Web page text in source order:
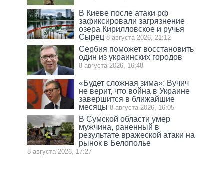
В Киеве после атаки рф
зафиксировали загрязнение
озера Кирилловское и ручья
Сырец 8 августа 2026, 21:12
Сербия поможет восстановить
один из украинских городов
8 августа 2026, 16:48
«Будет сложная зима»: Вучич
не верит, что война в Украине
завершится в ближайшие
месяцы 8 августа 2026, 16:05
В Сумской области умер
мужчина, раненный в
результате вражеской атаки на
рынок в Белополье
8 августа 2026, 17:27